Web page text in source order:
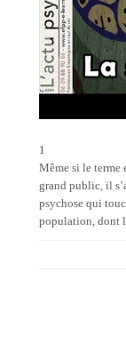
1
Même si le terme
grand public, il
psychose qui
population, dont